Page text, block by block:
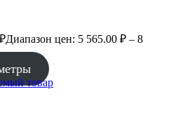
₽Диапазон цен: 5 565.00 ₽ – 8
товар